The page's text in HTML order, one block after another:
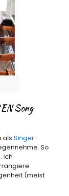
Song
als Singer-
So
Ich
(meist